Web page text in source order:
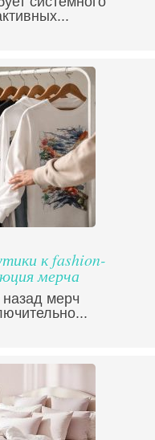
к fashion-
мерча
мерч